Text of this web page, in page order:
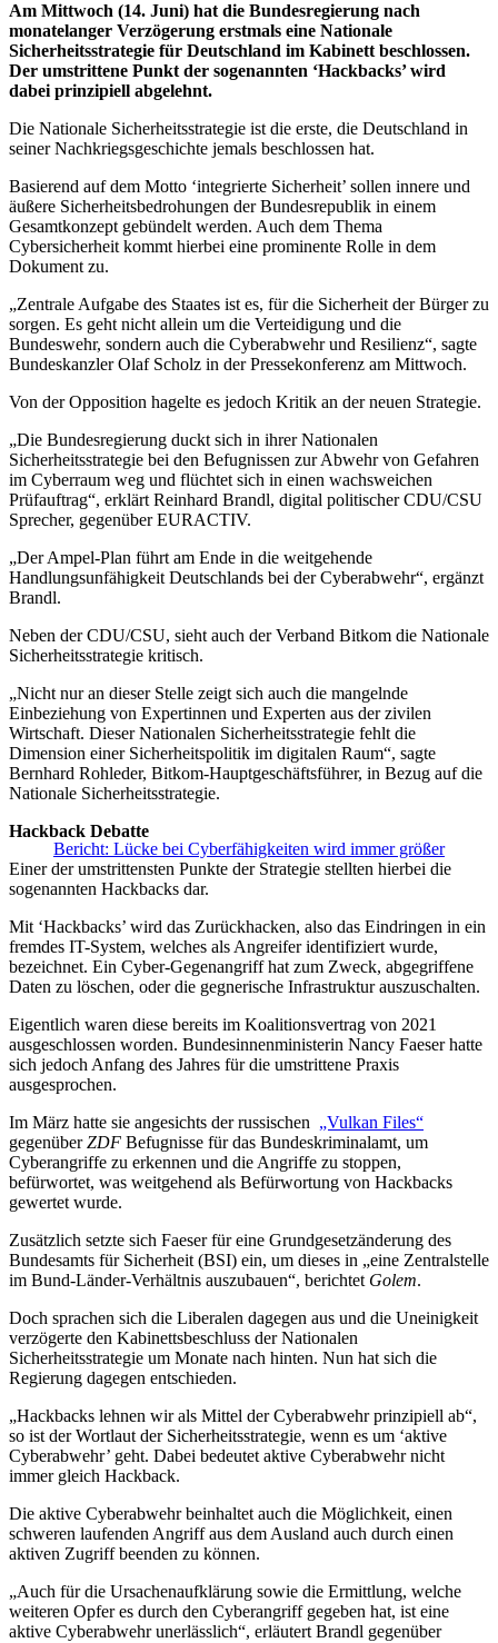
Am Mittwoch (14. Juni) hat die Bundesregierung nach
monatelanger Verzögerung erstmals eine Nationale
Sicherheitsstrategie für Deutschland im Kabinett beschlossen.
Der umstrittene Punkt der sogenannten ‘Hackbacks’ wird
dabei prinzipiell abgelehnt.
Die Nationale Sicherheitsstrategie ist die erste, die Deutschland in
seiner Nachkriegsgeschichte jemals beschlossen hat.
Basierend auf dem Motto ‘integrierte Sicherheit’ sollen innere und
äußere Sicherheitsbedrohungen der Bundesrepublik in einem
Gesamtkonzept gebündelt werden. Auch dem Thema
Cybersicherheit kommt hierbei eine prominente Rolle in dem
Dokument zu.
„Zentrale Aufgabe des Staates ist es, für die Sicherheit der Bürger zu
sorgen. Es geht nicht allein um die Verteidigung und die
Bundeswehr, sondern auch die Cyberabwehr und Resilienz“, sagte
Bundeskanzler Olaf Scholz in der Pressekonferenz am Mittwoch.
Von der Opposition hagelte es jedoch Kritik an der neuen Strategie.
„Die Bundesregierung duckt sich in ihrer Nationalen
Sicherheitsstrategie bei den Befugnissen zur Abwehr von Gefahren
im Cyberraum weg und flüchtet sich in einen wachsweichen
Prüfauftrag“, erklärt Reinhard Brandl, digital politischer CDU/CSU
Sprecher, gegenüber EURACTIV.
„Der Ampel-Plan führt am Ende in die weitgehende
Handlungsunfähigkeit Deutschlands bei der Cyberabwehr“, ergänzt
Brandl.
Neben der CDU/CSU, sieht auch der Verband Bitkom die Nationale
Sicherheitsstrategie kritisch.
„Nicht nur an dieser Stelle zeigt sich auch die mangelnde
Einbeziehung von Expertinnen und Experten aus der zivilen
Wirtschaft. Dieser Nationalen Sicherheitsstrategie fehlt die
Dimension einer Sicherheitspolitik im digitalen Raum“, sagte
Bernhard Rohleder, Bitkom-Hauptgeschäftsführer, in Bezug auf die
Nationale Sicherheitsstrategie.
Bericht: Lücke bei Cyberfähigkeiten wird immer größer
Hackback Debatte
Einer der umstrittensten Punkte der Strategie stellten hierbei die
sogenannten Hackbacks dar.
Mit ‘Hackbacks’ wird das Zurückhacken, also das Eindringen in ein
fremdes IT-System, welches als Angreifer identifiziert wurde,
bezeichnet. Ein Cyber-Gegenangriff hat zum Zweck, abgegriffene
Daten zu löschen, oder die gegnerische Infrastruktur auszuschalten.
Eigentlich waren diese bereits im Koalitionsvertrag von 2021
ausgeschlossen worden. Bundesinnenministerin Nancy Faeser hatte
sich jedoch Anfang des Jahres für die umstrittene Praxis
ausgesprochen.
Im März hatte sie angesichts der russischen „Vulkan Files“
gegenüberZDF Befugnisse für das Bundeskriminalamt, um
Cyberangriffe zu erkennen und die Angriffe zu stoppen,
befürwortet, was weitgehend als Befürwortung von Hackbacks
gewertet wurde.
Zusätzlich setzte sich Faeser für eine Grundgesetzänderung des
Bundesamts für Sicherheit (BSI) ein, um dieses in „eine Zentralstelle
im Bund-Länder-Verhältnis auszubauen“, berichtet Golem.
Doch sprachen sich die Liberalen dagegen aus und die Uneinigkeit
verzögerte den Kabinettsbeschluss der Nationalen
Sicherheitsstrategie um Monate nach hinten. Nun hat sich die
Regierung dagegen entschieden.
„Hackbacks lehnen wir als Mittel der Cyberabwehr prinzipiell ab“,
so ist der Wortlaut der Sicherheitsstrategie, wenn es um ‘aktive
Cyberabwehr’ geht. Dabei bedeutet aktive Cyberabwehr nicht
immer gleich Hackback.
Die aktive Cyberabwehr beinhaltet auch die Möglichkeit, einen
schweren laufenden Angriff aus dem Ausland auch durch einen
aktiven Zugriff beenden zu können.
„Auch für die Ursachenaufklärung sowie die Ermittlung, welche
weiteren Opfer es durch den Cyberangriff gegeben hat, ist eine
aktive Cyberabwehr unerlässlich“, erläutert Brandl gegenüber